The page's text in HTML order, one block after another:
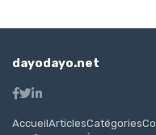
dayodayo.net
AccueilArticlesCatégories